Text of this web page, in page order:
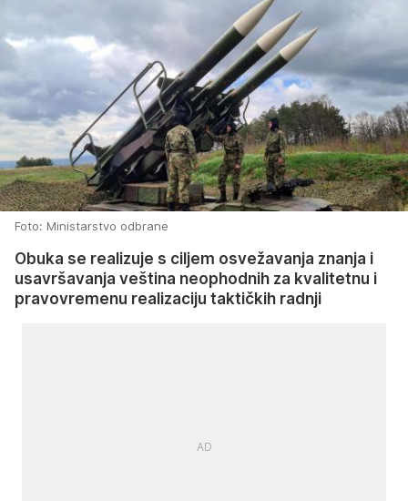
Foto: Ministarstvo odbrane
Obuka se realizuje s ciljem osvežavanja znanja i
usavršavanja veština neophodnih za kvalitetnu i
pravovremenu realizaciju taktičkih radnji